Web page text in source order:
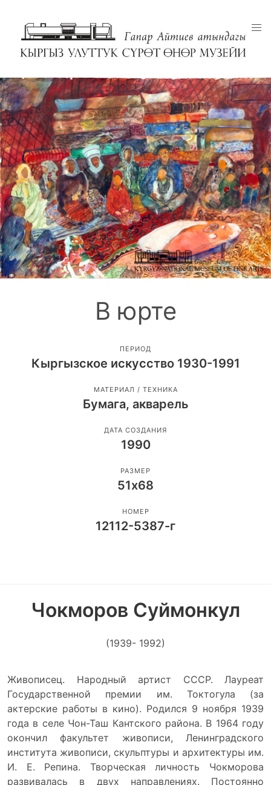
В юрте
ПЕРИОД
Кыргызское искусство 1930-1991
МАТЕРИАЛ / ТЕХНИКА
Бумага, акварель
ДАТА СОЗДАНИЯ
1990
РАЗМЕР
51х68
НОМЕР
12112-5387-г
Чокморов Суймонкул
(1939- 1992)
Живописец. Народный артист СССР. Лауреат
Государственной премии им. Токтогула (за
актерские работы в кино). Родился 9 ноября 1939
года в селе Чон-Таш Кантского района. В 1964 году
окончил факультет живописи, Ленинградского
института живописи, скульптуры и архитектуры им.
И. Е. Репина. Творческая личность Чокморова
развивалась в двух направлениях. Постоянно